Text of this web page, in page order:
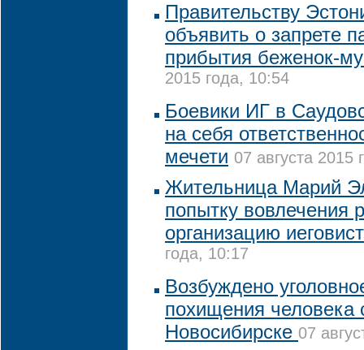
Правительству
объявить о запрете
прибытия беженок-
2015 года, 10:54
Боевики ИГ в
на себя
мечети 07 августа 2015
Жительница Марий
попытку вовлечения
организацию
года, 10:17
Возбуждено
похищения человека
Новосибирске 07